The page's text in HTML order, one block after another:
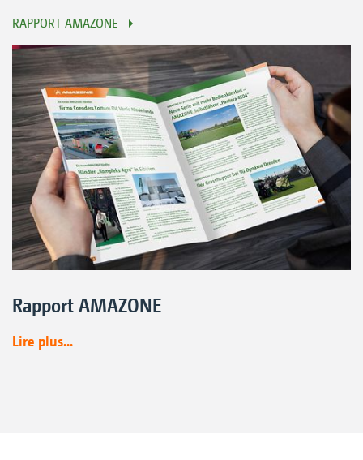
RAPPORT AMAZONE
Rapport AMAZONE
Lire plus...